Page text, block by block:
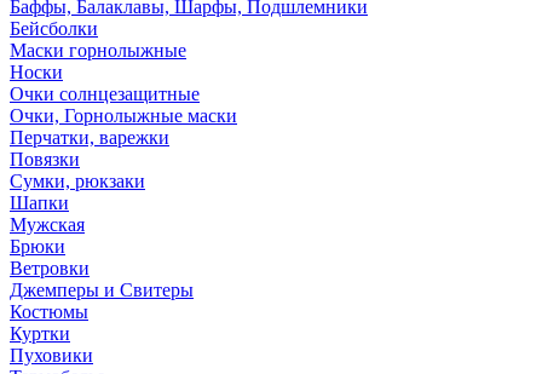
Баффы, Балаклавы, Шарфы, Подшлемники
Бейсболки
Маски горнолыжные
Носки
Очки солнцезащитные
Очки, Горнолыжные маски
Перчатки, варежки
Повязки
Сумки, рюкзаки
Шапки
Мужская
Брюки
Ветровки
Джемперы и Свитеры
Костюмы
Куртки
Пуховики